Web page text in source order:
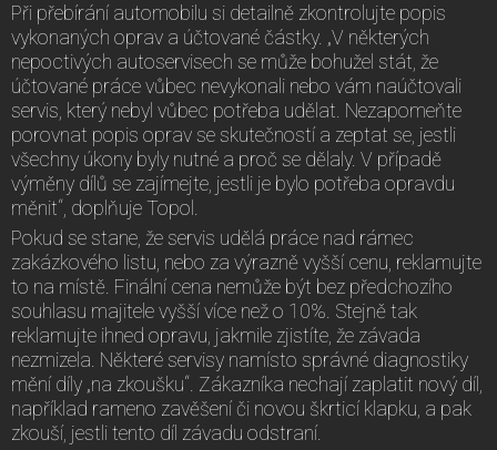
Při přebírání automobilu si detailně zkontrolujte popis
vykonaných oprav a účtované částky. „V některých
nepoctivých autoservisech se může bohužel stát, že
účtované práce vůbec nevykonali nebo vám naúčtovali
servis, který nebyl vůbec potřeba udělat. Nezapomeňte
porovnat popis oprav se skutečností a zeptat se, jestli
všechny úkony byly nutné a proč se dělaly. V případě
výměny dílů se zajímejte, jestli je bylo potřeba opravdu
měnit“, doplňuje Topol.
Pokud se stane, že servis udělá práce nad rámec
zakázkového listu, nebo za výrazně vyšší cenu, reklamujte
to na místě. Finální cena nemůže být bez předchozího
souhlasu majitele vyšší více než o 10%. Stejně tak
reklamujte ihned opravu, jakmile zjistíte, že závada
nezmizela. Některé servisy namísto správné diagnostiky
mění díly „na zkoušku“. Zákazníka nechají zaplatit nový díl,
například rameno zavěšení či novou škrticí klapku, a pak
zkouší, jestli tento díl závadu odstraní.